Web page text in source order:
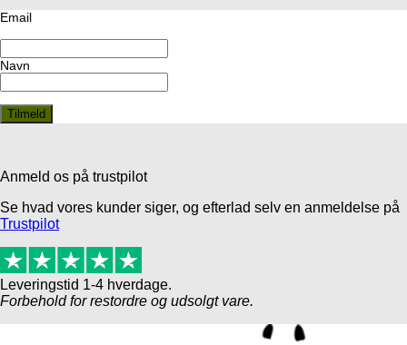
Email
Navn
Anmeld os på trustpilot
Se hvad vores kunder siger, og efterlad selv en anmeldelse på
Trustpilot
Leveringstid 1-4 hverdage.
Forbehold for restordre og udsolgt vare.